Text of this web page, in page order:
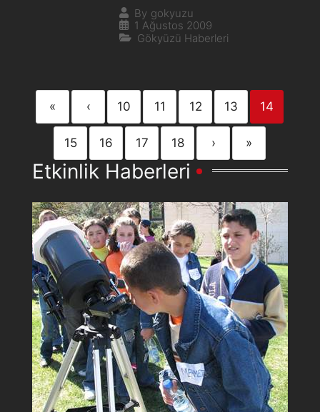
By gokyuzu
1 Ağustos 2009
Gökyüzü Haberleri
« ‹ 10 11 12 13 14
15 16 17 18 › »
Etkinlik Haberleri